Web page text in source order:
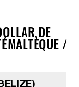
DE
/